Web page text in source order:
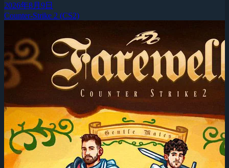
2026年8月9日
Counter-Strike 2 (CS2)